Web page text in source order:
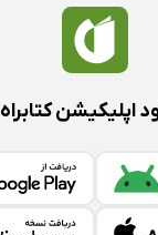
اپلیکیشن کتابراه